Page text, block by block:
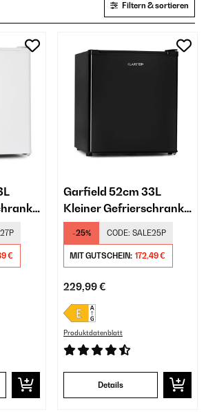
Filtern & sortieren
€
Garfield 52cm 33L
Kleiner Gefrierschrank
Schwarz
-25% CODE: SALE25P
MIT GUTSCHEIN: 172,49 €
229,99 €
Produktdatenblatt
Details